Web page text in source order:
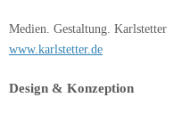
Medien. Gestaltung. Karlstetter
www.karlstetter.de
Design & Konzeption